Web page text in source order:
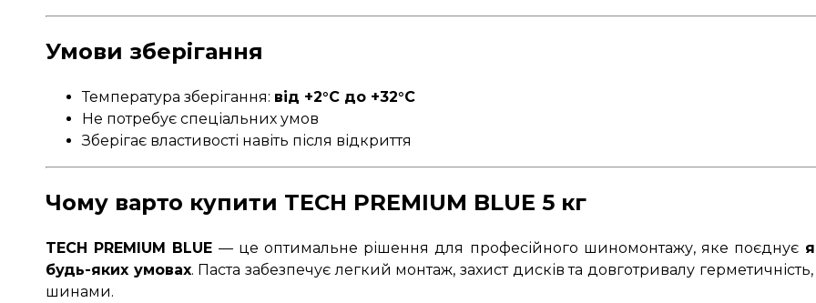
Умови зберігання
Температура зберігання: від +2°C до +32°C
Не потребує спеціальних умов
Зберігає властивості навіть після відкриття
Чому варто купити TECH PREMIUM BLUE 5 кг
TECH PREMIUM BLUE — це оптимальне рішення для професійного шиномонтажу, яке поєднує
будь-яких умовах. Паста забезпечує легкий монтаж, захист дисків та довготривалу
шинами.